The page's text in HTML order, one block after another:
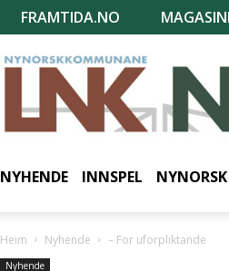
FRAMTIDA.NO
NYHENDE INNSPEL
Heim Nyhende – For uforpliktande
Nyhende